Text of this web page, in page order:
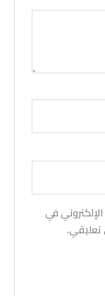
في
تعليقي.